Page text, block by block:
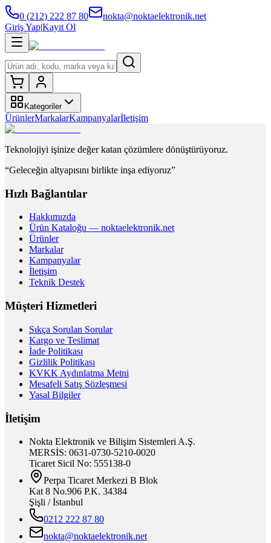
0 (212) 222 87 80
nokta@noktaelektronik.net
Giriş Yap|Kayıt Ol
Kategoriler
ÜrünlerMarkalarKampanyalarİletişim
Teknolojiyi işinize değer katan çözümlere dönüştürüyoruz.
“Geleceğin altyapısını birlikte inşa ediyoruz”
Hızlı Bağlantılar
Hakkımızda
Ürün Kataloğu — noktaelektronik.net
Ürünler
Markalar
Kampanyalar
İletişim
Teknik Destek
Müşteri Hizmetleri
Sıkça Sorulan Sorular
Kargo ve Teslimat
İade Politikası
Gizlilik Politikası
KVKK Aydınlatma Metni
Mesafeli Satış Sözleşmesi
Yasal Bilgiler
İletişim
Nokta Elektronik ve Bilişim Sistemleri A.Ş.
MERSİS: 0631-0730-5210-0020
Ticaret Sicil No: 555138-0
Perpa Ticaret Merkezi B Blok
Kat 8 No.906 P.K. 34384
Şişli / İstanbul
0212 222 87 80
nokta@noktaelektronik.net